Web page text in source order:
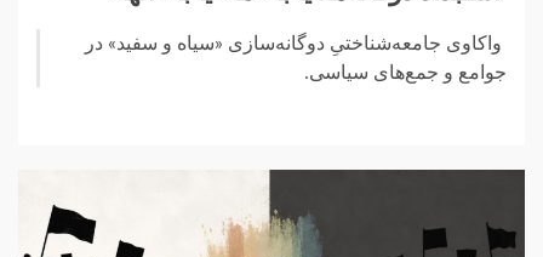
‏ واکاوی جامعه‌شناختیِ دوگانه‌سازی «‌سیاه و سفید»‌‏‎ ‎در
جوامع و جمع‌های سیاسی.